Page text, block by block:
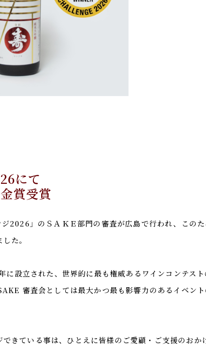
にて
賞受賞
2026」のＳＡＫＥ部門の審査が広島で行われ、この
た。
に設立された、世界的に最も権威あるワインコンテス
審査会としては最大かつ最も影響力のあるイベン
きている事は、ひとえに皆様のご愛顧・ご支援のおか